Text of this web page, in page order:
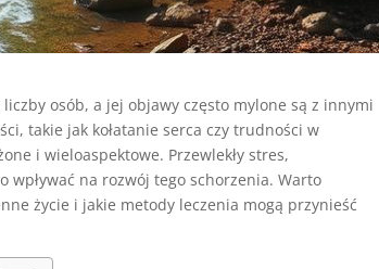
osób, a jej objawy często mylone są z innymi
takie jak kołatanie serca czy trudności w
i wieloaspektowe. Przewlekły stres,
wpływać na rozwój tego schorzenia. Warto
życie i jakie metody leczenia mogą przynieść